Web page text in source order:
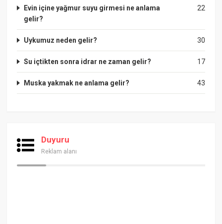
22
Evin içine yağmur suyu girmesi ne anlama
gelir?
30
Uykumuz neden gelir?
17
Su içtikten sonra idrar ne zaman gelir?
43
Muska yakmak ne anlama gelir?
Duyuru
Reklam alanı